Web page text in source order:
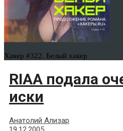
Хакер #322. Белый хакер
RIAA подала
иски
Анатолий Ализар